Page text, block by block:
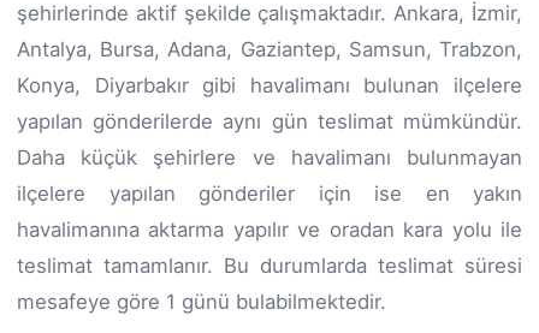
şehirlerinde aktif şekilde çalışmaktadır. Ankara, İzmir,
Antalya, Bursa, Adana, Gaziantep, Samsun, Trabzon,
Konya, Diyarbakır gibi havalimanı bulunan ilçelere
yapılan gönderilerde aynı gün teslimat mümkündür.
Daha küçük şehirlere ve havalimanı bulunmayan
ilçelere yapılan gönderiler için ise en yakın
havalimanına aktarma yapılır ve oradan kara yolu ile
teslimat tamamlanır. Bu durumlarda teslimat süresi
mesafeye göre 1 günü bulabilmektedir.